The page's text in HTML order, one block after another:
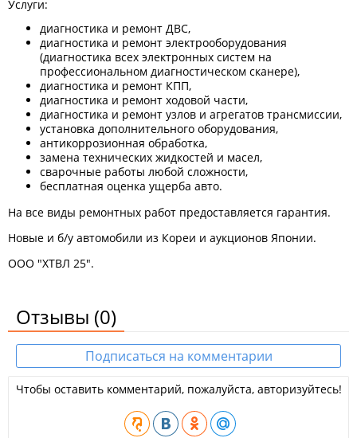
Услуги:
диагностика и ремонт ДВС,
диагностика и ремонт электрооборудования
(диагностика всех электронных систем на
профессиональном диагностическом сканере),
диагностика и ремонт КПП,
диагностика и ремонт ходовой части,
диагностика и ремонт узлов и агрегатов трансмиссии,
установка дополнительного оборудования,
антикоррозионная обработка,
замена технических жидкостей и масел,
сварочные работы любой сложности,
бесплатная оценка ущерба авто.
На все виды ремонтных работ предоставляется гарантия.
Новые и б/у автомобили из Кореи и аукционов Японии.
ООО "ХТВЛ 25".
Отзывы (0)
Подписаться на комментарии
Чтобы оставить комментарий, пожалуйста, авторизуйтесь!